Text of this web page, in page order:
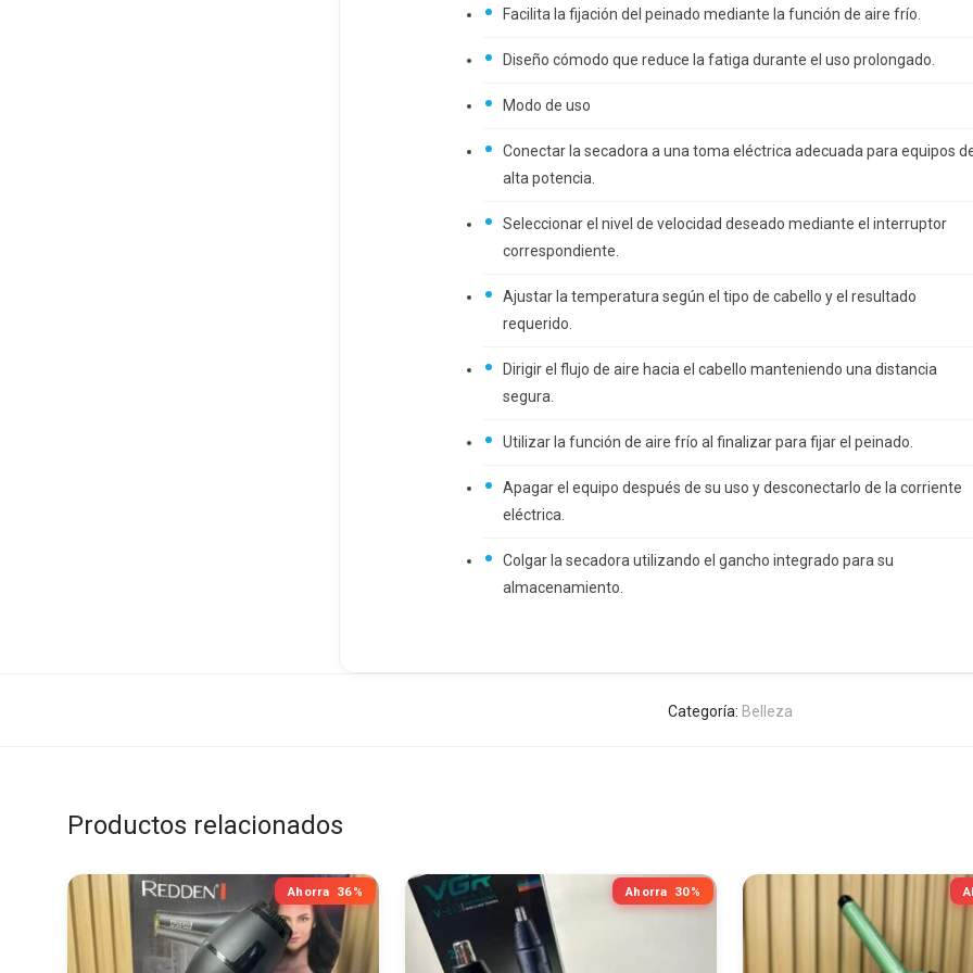
Facilita la fijación del peinado mediante la función de aire frío.
Diseño cómodo que reduce la fatiga durante el uso prolongado.
Modo de uso
Conectar la secadora a una toma eléctrica adecuada para equipos
alta potencia.
Seleccionar el nivel de velocidad deseado mediante el interruptor
correspondiente.
Ajustar la temperatura según el tipo de cabello y el resultado
requerido.
Dirigir el flujo de aire hacia el cabello manteniendo una distancia
segura.
Utilizar la función de aire frío al finalizar para fijar el peinado.
Apagar el equipo después de su uso y desconectarlo de la corriente
eléctrica.
Colgar la secadora utilizando el gancho integrado para su
almacenamiento.
Categoría: Belleza
Productos relacionados
Ahorra 36% Ahorra 30%